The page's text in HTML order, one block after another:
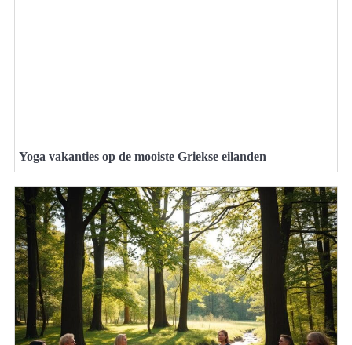
Yoga vakanties op de mooiste Griekse eilanden